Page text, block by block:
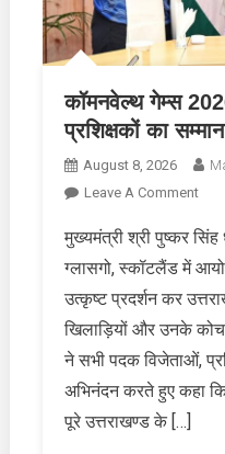
कॉमनवेल्थ गेम्स
प्रशिक्षकों का सम्मान
August 8, 2026
Leave A CommentOn
गेम्स
के
पदक
और
मुख्यमंत्री श्री पुष्कर
ग्लासगो, स्कॉटलैंड में
उत्कृष्ट प्रदर्शन कर
खिलाड़ियों और उनके कोच
ने सभी पदक विजेताओं,
अभिनंदन करते हुए कहा
पूरे उत्तराखण्ड के […]